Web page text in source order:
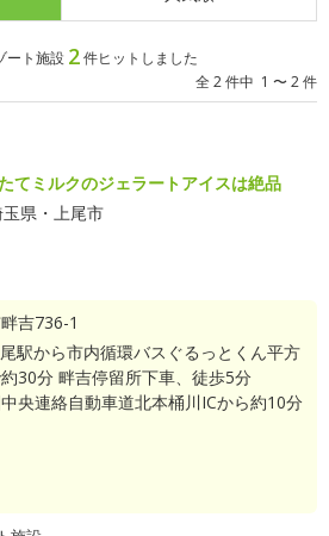
ート施設 2件ヒットしました
全 2 件中 1 〜 2 件
てミルクのジェラートアイスは絶品
玉県・上尾市
吉736-1
尾駅から市内循環バスぐるっとくん平方
30分 畔吉停留所下車、徒歩5分
中央連絡自動車道北本桶川ICから約10分